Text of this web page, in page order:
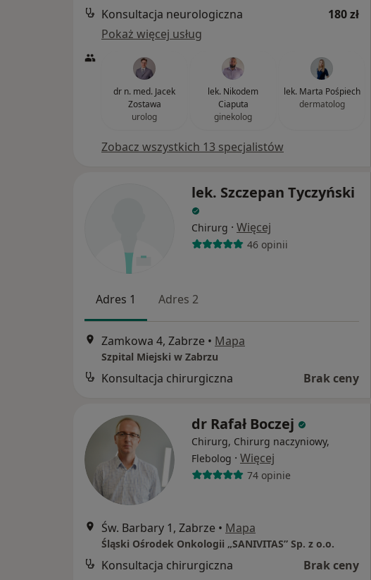
Konsultacja neurologiczna
180 zł
Pokaż więcej usług
dr n. med. Jacek
Zostawa
urolog
lek. Nikodem
Ciaputa
ginekolog
lek. Marta Pośpiech
dermatolog
Zobacz wszystkich 13 specjalistów
lek. Szczepan Tyczyński
Chirurg · Więcej
46 opinii
Adres 1 Adres 2
Zamkowa 4, Zabrze • Mapa
Szpital Miejski w Zabrzu
Konsultacja chirurgiczna Brak ceny
dr Rafał Boczej
Chirurg, Chirurg naczyniowy,
Flebolog · Więcej
74 opinie
Św. Barbary 1, Zabrze • Mapa
Śląski Ośrodek Onkologii „SANIVITAS” Sp. z o.o.
Konsultacja chirurgiczna Brak ceny